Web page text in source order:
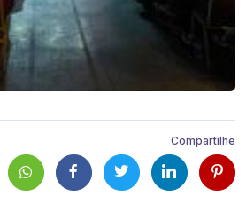
Compartilhe